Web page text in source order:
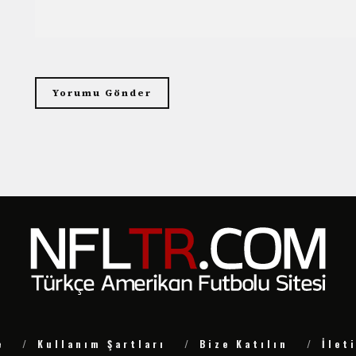
Kullanım Şartları Bize Katılın